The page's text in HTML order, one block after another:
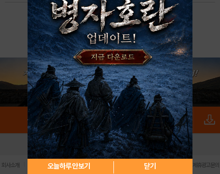
아이디 / 비밀번호 찾기 회원가입
오늘하루 안보기 닫기
로그인 PC버전 전체앱
회사소개 | 개인정보 처리방침 불법촬영물 신고센터 제휴광고문의